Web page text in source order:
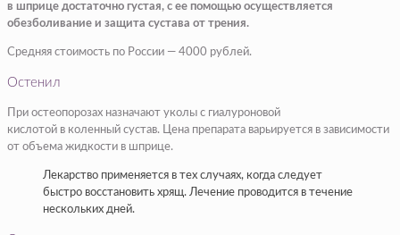
в шприце достаточно густая, с ее помощью осуществляется
обезболивание и защита сустава от трения.
Средняя стоимость по России — 4000 рублей.
Остенил
При остеопорозах назначают уколы с гиалуроновой
кислотой в коленный сустав. Цена препарата варьируется в зависимости
от объема жидкости в шприце.
Лекарство применяется в тех случаях, когда следует
быстро восстановить хрящ. Лечение проводится в течение
нескольких дней.